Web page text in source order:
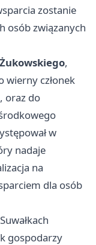
zostanie
osób związanych
,
wierny członek
oraz do
w
nadaje
na
dla osób
gospodarzy